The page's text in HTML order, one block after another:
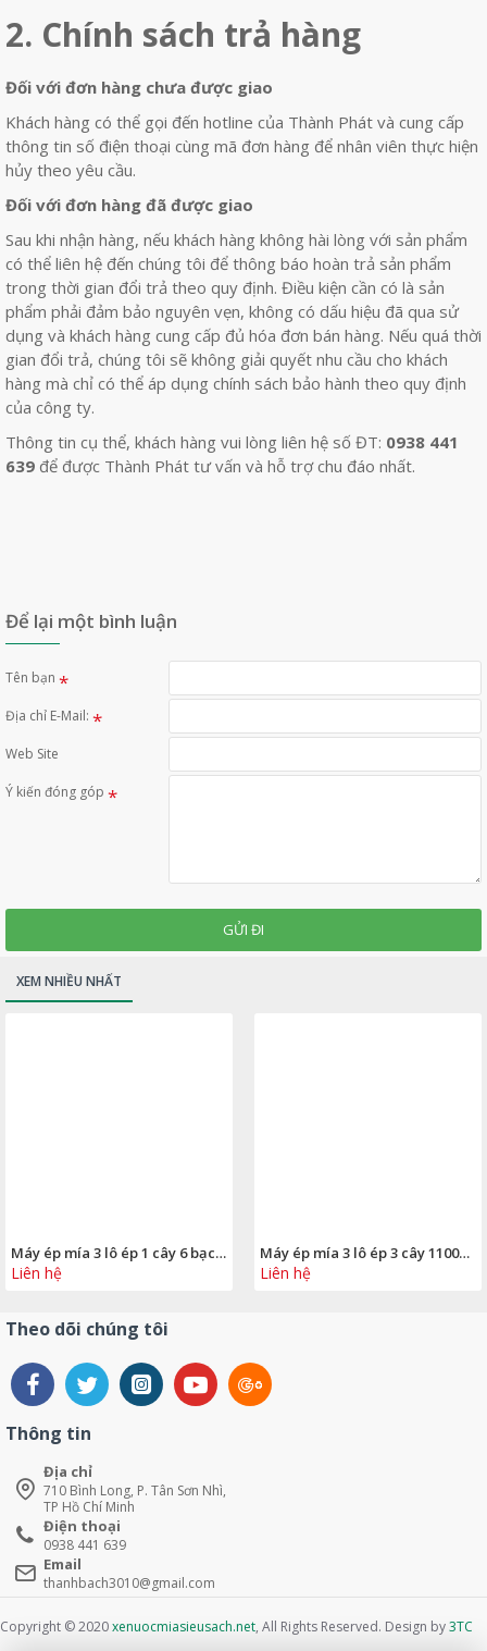
2. Chính sách trả hàng
Đối với đơn hàng chưa được giao
Khách hàng có thể gọi đến hotline của Thành Phát và cung cấp
thông tin số điện thoại cùng mã đơn hàng để nhân viên thực hiện
hủy theo yêu cầu.
Đối với đơn hàng đã được giao
Sau khi nhận hàng, nếu khách hàng không hài lòng với sản phẩm
có thể liên hệ đến chúng tôi để thông báo hoàn trả sản phẩm
trong thời gian đổi trả theo quy định. Điều kiện cần có là sản
phẩm phải đảm bảo nguyên vẹn, không có dấu hiệu đã qua sử
dụng và khách hàng cung cấp đủ hóa đơn bán hàng. Nếu quá thời
gian đổi trả, chúng tôi sẽ không giải quyết nhu cầu cho khách
hàng mà chỉ có thể áp dụng chính sách bảo hành theo quy định
của công ty.
Thông tin cụ thể, khách hàng vui lòng liên hệ số ĐT: 0938 441
639 để được Thành Phát tư vấn và hỗ trợ chu đáo nhất.
Để lại một bình luận
Tên bạn
Địa chỉ E-Mail:
Web Site
Ý kiến đóng góp
GỬI ĐI
XEM NHIỀU NHẤT
Máy ép mía 3 lô ép 1 cây 6 bạc đạn có kính
Liên hệ
Máy ép mía 3 lô ép 3 cây 1100w 12 bạc đạn má thành nhôm
Liên hệ
Theo dõi chúng tôi
Thông tin
Địa chỉ
710 Bình Long, P. Tân Sơn Nhì,
TP Hồ Chí Minh
Điện thoại
0938 441 639
Email
thanhbach3010@gmail.com
Copyright © 2020xenuocmiasieusach.net, All Rights Reserved. Design by3TC